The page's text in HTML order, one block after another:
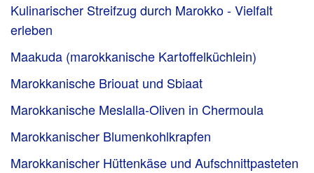
Kulinarischer Streifzug durch Marokko - Vielfalt
erleben
Maakuda (marokkanische Kartoffelküchlein)
Marokkanische Briouat und Sbiaat
Marokkanische Meslalla-Oliven in Chermoula
Marokkanischer Blumenkohlkrapfen
Marokkanischer Hüttenkäse und Aufschnittpasteten